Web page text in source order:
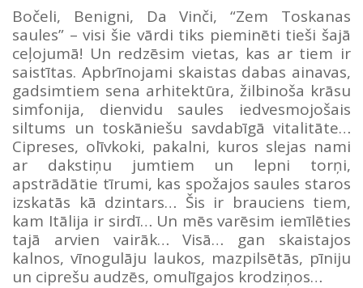
Bočeli, Benigni, Da Vinči, “Zem Toskanas
saules” – visi šie vārdi tiks pieminēti tieši šajā
ceļojumā! Un redzēsim vietas, kas ar tiem ir
saistītas. Apbrīnojami skaistas dabas ainavas,
gadsimtiem sena arhitektūra, žilbinoša krāsu
simfonija, dienvidu saules iedvesmojošais
siltums un toskāniešu savdabīgā vitalitāte…
Cipreses, olīvkoki, pakalni, kuros slejas nami
ar dakstiņu jumtiem un lepni torņi,
apstrādātie tīrumi, kas spožajos saules staros
izskatās kā dzintars… Šis ir brauciens tiem,
kam Itālija ir sirdī… Un mēs varēsim iemīlēties
tajā arvien vairāk… Visā… gan skaistajos
kalnos, vīnogulāju laukos, mazpilsētās, pīniju
un ciprešu audzēs, omulīgajos krodziņos…